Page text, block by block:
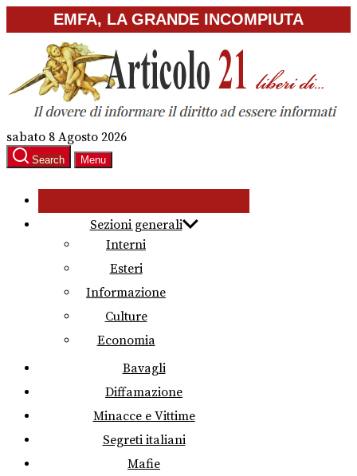
to
content
EMFA, LA GRANDE INCOMPIUTA
sabato 8 Agosto 2026
Search Menu
Sezioni generali
Interni
Esteri
Informazione
Culture
Economia
Bavagli
Diffamazione
Minacce e Vittime
Segreti italiani
Mafie